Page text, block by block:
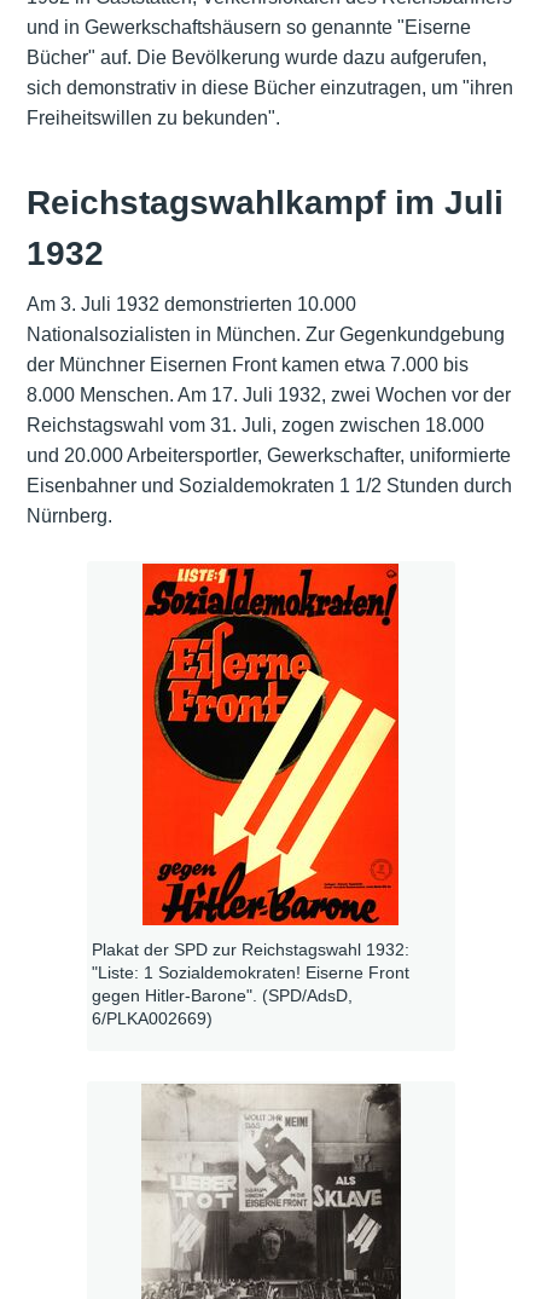
und in Gewerkschaftshäusern so genannte "Eiserne
Bücher" auf. Die Bevölkerung wurde dazu aufgerufen,
sich demonstrativ in diese Bücher einzutragen, um "ihren
Freiheitswillen zu bekunden".
Reichstagswahlkampf im Juli
1932
Am 3. Juli 1932 demonstrierten 10.000
Nationalsozialisten in München. Zur Gegenkundgebung
der Münchner Eisernen Front kamen etwa 7.000 bis
8.000 Menschen. Am 17. Juli 1932, zwei Wochen vor der
Reichstagswahl vom 31. Juli, zogen zwischen 18.000
und 20.000 Arbeitersportler, Gewerkschafter, uniformierte
Eisenbahner und Sozialdemokraten 1 1/2 Stunden durch
Nürnberg.
Plakat der SPD zur Reichstagswahl 1932:
"Liste: 1 Sozialdemokraten! Eiserne Front
gegen Hitler-Barone". (SPD/AdsD,
6/PLKA002669)